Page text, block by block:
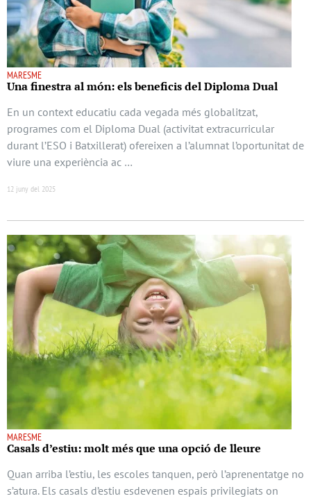
MARESME
Una finestra al món: els beneficis del Diploma Dual
En un context educatiu cada vegada més globalitzat,
programes com el Diploma Dual (activitat extracurricular
durant l’ESO i Batxillerat) ofereixen a l’alumnat l’oportunitat de
viure una experiència ac …
12 juny del 2025
MARESME
Casals d’estiu: molt més que una opció de lleure
Quan arriba l’estiu, les escoles tanquen, però l’aprenentatge no
s’atura. Els casals d’estiu esdevenen espais privilegiats on